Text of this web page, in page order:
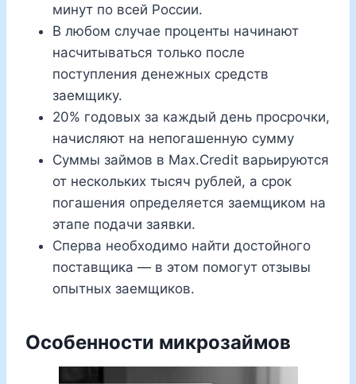
минут по всей России.
В любом случае проценты начинают
насчитываться только после
поступления денежных средств
заемщику.
20% годовых за каждый день просрочки,
начисляют на непогашенную сумму
Суммы займов в Max.Credit варьируются
от нескольких тысяч рублей, а срок
погашения определяется заемщиком на
этапе подачи заявки.
Сперва необходимо найти достойного
поставщика — в этом помогут отзывы
опытных заемщиков.
Особенности микрозаймов